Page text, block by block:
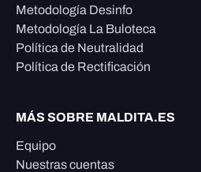
Metodología Desinfo
Metodología La Buloteca
Política de Neutralidad
Política de Rectificación
MÁS SOBRE MALDITA.ES
Equipo
Nuestras cuentas